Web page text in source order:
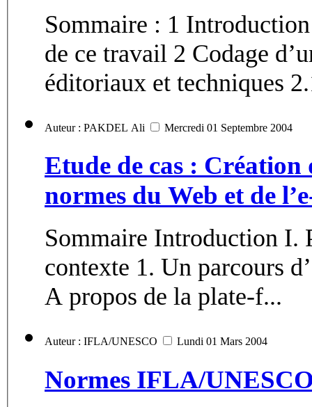
Sommaire : 1
de ce travail 2 Codage
éditoriaux et techniques
Auteur : PAKDEL Ali Mercredi 01 Septembre 2004
Etude de cas : Création
normes du Web et de
Sommaire Introduction I. Première partie : Origine et
contexte 1. Un parcours d’apprentissage de démonstration 2.
A propos de la plate-f...
Auteur : IFLA/UNESCO Lundi 01 Mars 2004
Normes IFLA/